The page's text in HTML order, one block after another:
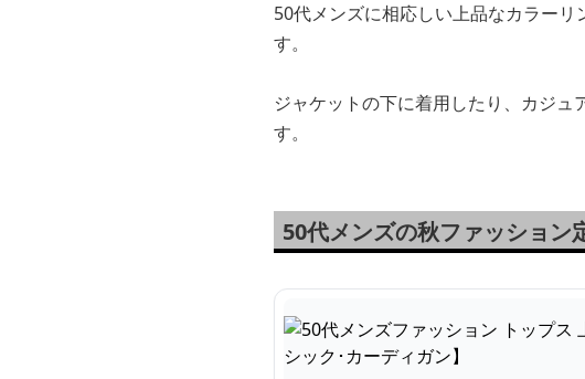
50代メンズに相応しい上品なカラー
す。
ジャケットの下に着用したり、カジ
す。
50代メンズの秋ファッション